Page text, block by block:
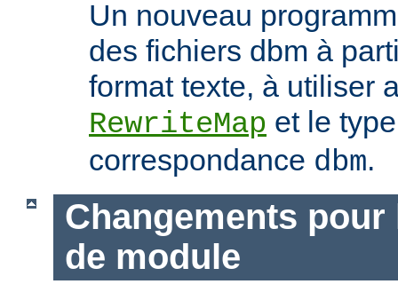
Un nouveau
des fichiers dbm à
format texte, à utiliser
RewriteMap et le
correspondance dbm.
Changements
de module